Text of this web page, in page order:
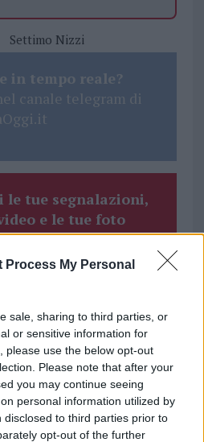
Process My Personal
sale, sharing to third parties, or
or sensitive information for
please use the below opt-out
Please note that after your
you may continue seeing
personal information utilized by
to third parties prior to
opt-out of the further
Settimo Nizzi
in tempo reale?
canale telegram di
le tue segnalazioni,
e le tue foto
al numero +39
7512
nostre ultime news
News